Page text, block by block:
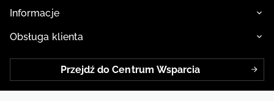
Informacje
Obsługa klienta
Przejdź do Centrum Wsparcia